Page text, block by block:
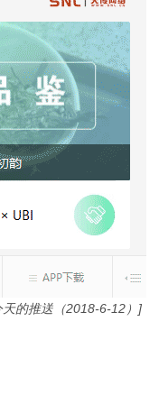
的推送（2018-6-12）]